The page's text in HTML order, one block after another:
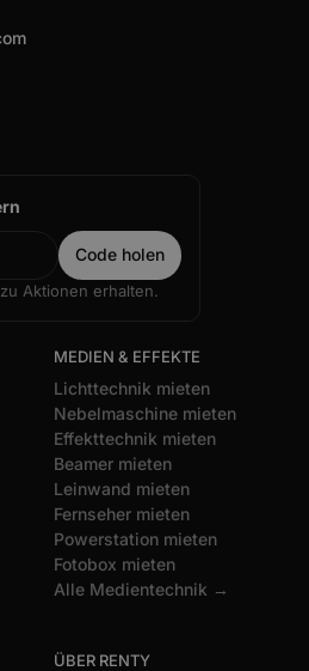
Aktionen erhalten.
MEDIEN & EFFEKTE
Lichttechnik mieten
Nebelmaschine mieten
Effekttechnik mieten
Beamer mieten
Leinwand mieten
Fernseher mieten
Powerstation mieten
Fotobox mieten
Alle Medientechnik →
ÜBER RENTY